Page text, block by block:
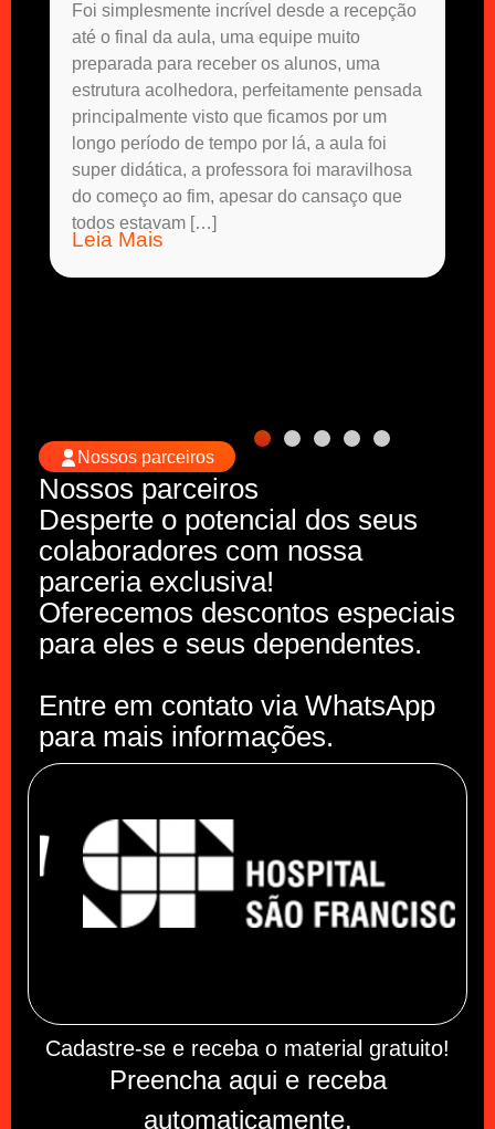
Foi simplesmente incrível desde a recepção
até o final da aula, uma equipe muito
preparada para receber os alunos, uma
estrutura acolhedora, perfeitamente pensada
principalmente visto que ficamos por um
longo período de tempo por lá, a aula foi
super didática, a professora foi maravilhosa
do começo ao fim, apesar do cansaço que
todos estavam […]
Leia Mais
Nossos parceiros
Nossos parceiros
Desperte o potencial dos seus
colaboradores com nossa
parceria exclusiva!
Oferecemos descontos especiais
para eles e seus dependentes.
Entre em contato via WhatsApp
para mais informações.
Cadastre-se e receba o material gratuito!
Preencha aqui e receba
automaticamente.